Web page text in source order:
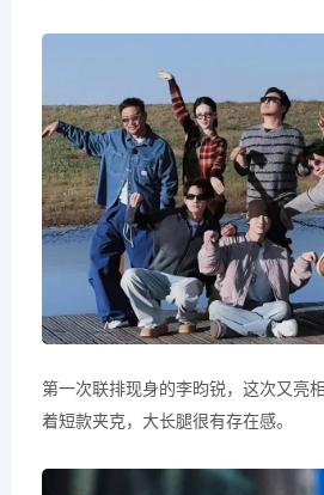
第一次联排现身的李昀锐，这次又亮
着短款夹克，大长腿很有存在感。